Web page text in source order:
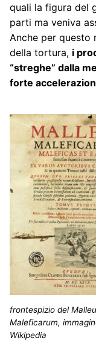
quali la figura del
parti ma veniva
Anche per questo
della tortura, i
“streghe” dalla
forte
frontespizio del
Maleficarum,
Wikipedia